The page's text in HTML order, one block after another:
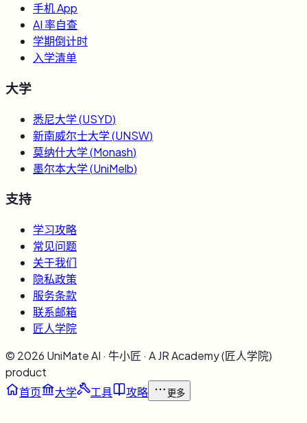
手机 App
AI 率自查
学期倒计时
入学清单
大学
悉尼大学(USYD)
新南威尔士大学(UNSW)
莫纳什大学(Monash)
墨尔本大学(UniMelb)
支持
学习攻略
常见问题
关于我们
隐私政策
服务条款
联系邮箱
匠人学院
© 2026 UniMate AI · 牛小匠 · A JR Academy (匠人学院)
product
首页
大学 工具 攻略 更多